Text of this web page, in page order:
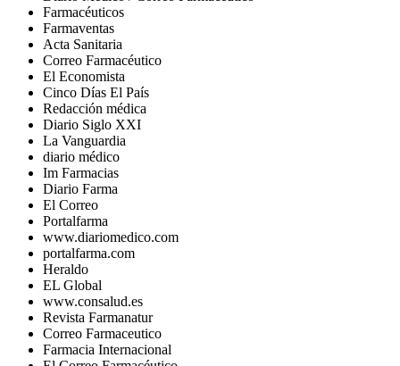
Farmacéuticos
Farmaventas
Acta Sanitaria
Correo Farmacéutico
El Economista
Cinco Días El País
Redacción médica
Diario Siglo XXI
La Vanguardia
diario médico
Im Farmacias
Diario Farma
El Correo
Portalfarma
www.diariomedico.com
portalfarma.com
Heraldo
EL Global
www.consalud.es
Revista Farmanatur
Correo Farmaceutico
Farmacia Internacional